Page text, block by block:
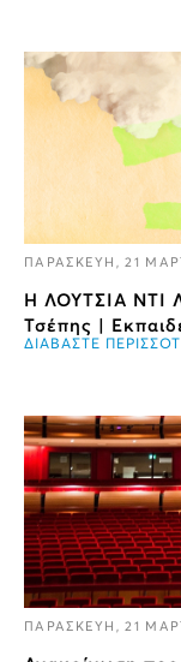
ΠΑΡΑΣΚΕΥΗ, 21
Η ΛΟΥΤΣΙΑ
Τσέπης |
ΔΙΑΒΑΣΤΕ
ΠΑΡΑΣΚΕΥΗ, 21